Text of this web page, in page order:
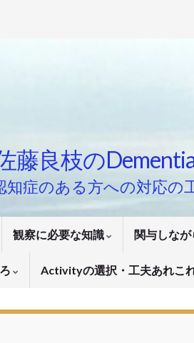
藤良枝の
知症のある方への対応の
観察に必要な知識 関与しな
Activityの選択・工夫あれこ